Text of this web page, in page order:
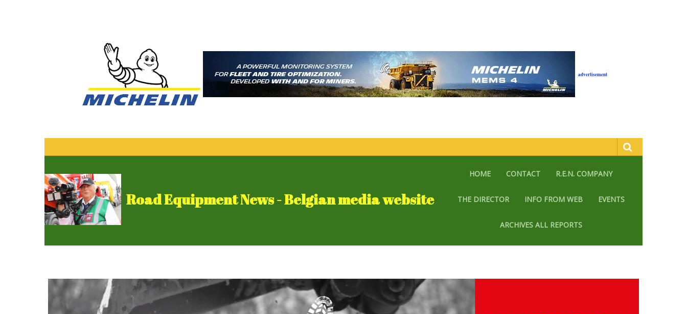
advertisement
Road Equipment News - Belgian media website
HOME CONTACT R.E.N. COMPANY
THE DIRECTOR INFO FROM WEB EVENTS
ARCHIVES ALL REPORTS